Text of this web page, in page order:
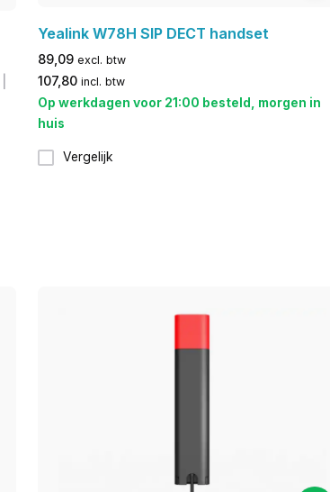
Yealink W78H SIP DECT handset
89,09 excl. btw
107,80 incl. btw
Op werkdagen voor 21:00 besteld, morgen in
huis
Vergelijk